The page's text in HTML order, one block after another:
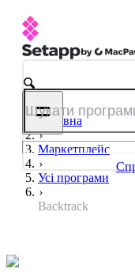
Головна
Маркетплейс
Усі програми
Backtrack